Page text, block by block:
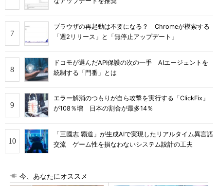
ブラウザの再起動は不要になる？ Chromeが模索する
「週2リリース」と「無停止アップデート」
ドコモが選んだAPI保護の次の一手 AIエージェントを
統制する「門番」とは
エラー解消のつもりが自ら攻撃を実行する「ClickFix」
が108％増 日本の割合が最多14％
「三國志 覇道」が生成AIで実現したリアルタイム異言語
交流 ゲーム性を損なわないシステム設計の工夫
今、あなたにオススメ